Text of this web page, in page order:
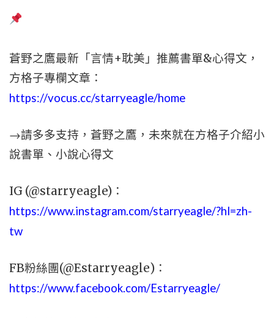
蒼野之鷹最新「言情+耽美」推薦書單&心得文，
方格子專欄文章：
https://vocus.cc/starryeagle/home
→請多多支持，蒼野之鷹，未來就在方格子介紹小
說書單、小說心得文
IG (@starryeagle)：
https://www.instagram.com/starryeagle/?hl=zh-
tw
FB粉絲團(@Estarryeagle)：
https://www.facebook.com/Estarryeagle/